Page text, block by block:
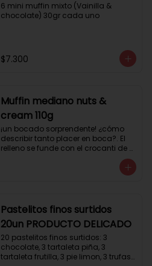
6 mini muffin mixto (Vainilla &
chocolate) 30gr cada uno
$7.300
Muffin mediano nuts &
cream 110g
¡un bocado sorprendente! ¿cómo
describir tanto placer en boca?. El
relleno se funde con el crocanti de
avellanas que potencia su masa
exquisita. Esponjosa masa de color
tostado y sabor vainilla que incluye
Relleno de crema de leche con
avellanas (15%) y decorado con
crocanti de avellanas.
Pastelitos finos surtidos
20un PRODUCTO DELICADO
20 pastelitos finos surtidos: 3
chocolate, 3 tartaleta piña, 3
tartaleta frutilla, 3 pie limon, 3 trufas